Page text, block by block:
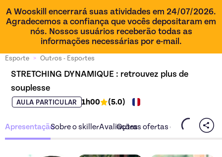
A Wooskill encerrará suas atividades em 24/07/2026.
Agradecemos a confiança que vocês depositaram em
nós. Nossos usuários receberão todas as
informações necessárias por e-mail.
Esporte > Outros - Esportes
STRETCHING DYNAMIQUE : retrouvez plus de
souplesse
AULA PARTICULAR 1h00 (5.0)
ApresentaçãoSobre o skillerAvaliações
Outras ofertas do skiller